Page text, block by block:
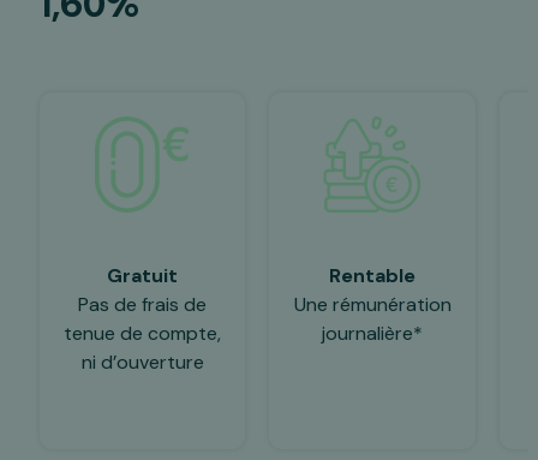
Gratuit
Pas de frais de
tenue de compte,
ni d’ouverture
Rentable
Une rémunération
journalière*